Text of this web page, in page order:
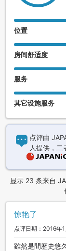
位置
房间舒适度
服务
其它设施服务
点评由
人提供，二
显示 23 条来自
惊艳了
点评日期：2016年
雖然是間歷史悠